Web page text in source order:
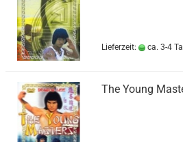
Lieferzeit: ca. 3-4
The Young